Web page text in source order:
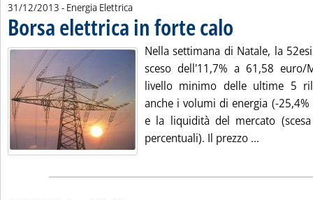
31/12/2013 - Energia Elettrica
Borsa elettrica in forte calo
Nella settimana di Natale, la
sceso dell'11,7% a 61,58 euro/
livello minimo delle ultime 5
anche i volumi di energia (-
e la liquidità del mercato
percentuali). Il prezzo ...